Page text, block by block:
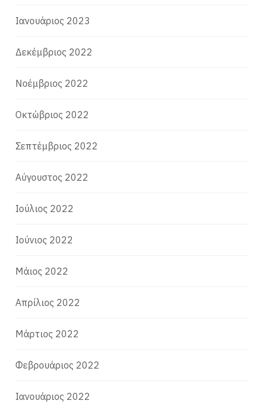
Ιανουάριος 2023
Δεκέμβριος 2022
Νοέμβριος 2022
Οκτώβριος 2022
Σεπτέμβριος 2022
Αύγουστος 2022
Ιούλιος 2022
Ιούνιος 2022
Μάιος 2022
Απρίλιος 2022
Μάρτιος 2022
Φεβρουάριος 2022
Ιανουάριος 2022